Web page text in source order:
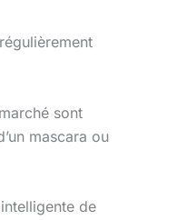
sont
mascara ou
de